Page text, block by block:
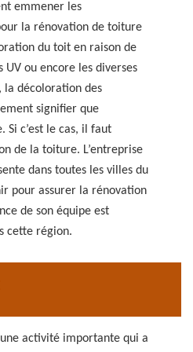
emmener les
la rénovation de toiture
du toit en raison de
UV ou encore les diverses
la décoloration des
signifier que
Si c’est le cas, il faut
de la toiture. L’entreprise
dans toutes les villes du
pour assurer la rénovation
de son équipe est
cette région.
activité importante qui a